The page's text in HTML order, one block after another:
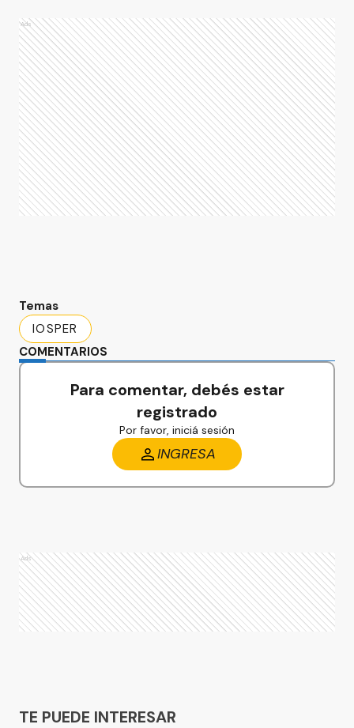
Ads
Temas
IOSPER
COMENTARIOS
Para comentar, debés estar
registrado
Por favor, iniciá sesión
INGRESA
Ads
TE PUEDE INTERESAR